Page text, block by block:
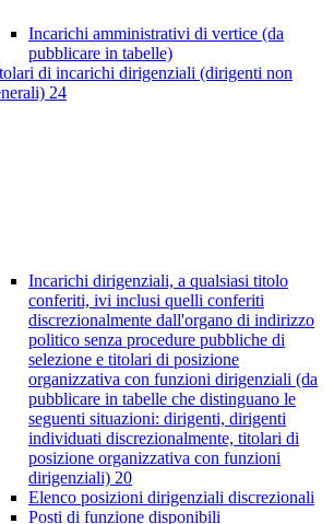
Incarichi amministrativi di vertice (da
pubblicare in tabelle)
di incarichi dirigenziali (dirigenti non
24
Incarichi dirigenziali, a qualsiasi titolo
conferiti, ivi inclusi quelli conferiti
discrezionalmente dall'organo di indirizzo
politico senza procedure pubbliche di
selezione e titolari di posizione
organizzativa con funzioni dirigenziali (da
pubblicare in tabelle che distinguano le
seguenti situazioni: dirigenti, dirigenti
individuati discrezionalmente, titolari di
posizione organizzativa con funzioni
dirigenziali) 20
Elenco posizioni dirigenziali discrezionali
Posti di funzione disponibili